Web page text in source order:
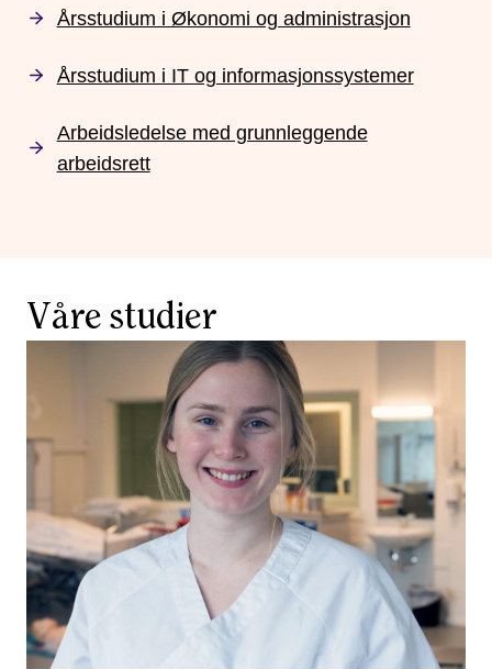
Årsstudium i Økonomi og administrasjon
Årsstudium i IT og informasjonssystemer
Arbeidsledelse med grunnleggende
arbeidsrett
Våre studier